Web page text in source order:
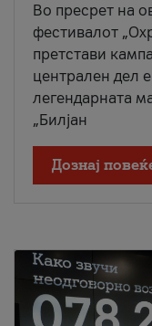
Во пресрет на
фестивалот
претстави
централен дел
легендарната
„Билјан
Дознај